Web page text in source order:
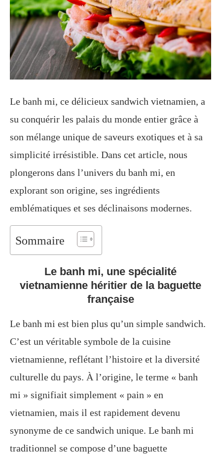
Le banh mi, ce délicieux sandwich vietnamien, a
su conquérir les palais du monde entier grâce à
son mélange unique de saveurs exotiques et à sa
simplicité irrésistible. Dans cet article, nous
plongerons dans l’univers du banh mi, en
explorant son origine, ses ingrédients
emblématiques et ses déclinaisons modernes.
Sommaire
Le banh mi, une spécialité
vietnamienne héritier de la baguette
française
Le banh mi est bien plus qu’un simple sandwich.
C’est un véritable symbole de la cuisine
vietnamienne, reflétant l’histoire et la diversité
culturelle du pays. À l’origine, le terme « banh
mi » signifiait simplement « pain » en
vietnamien, mais il est rapidement devenu
synonyme de ce sandwich unique. Le banh mi
traditionnel se compose d’une baguette